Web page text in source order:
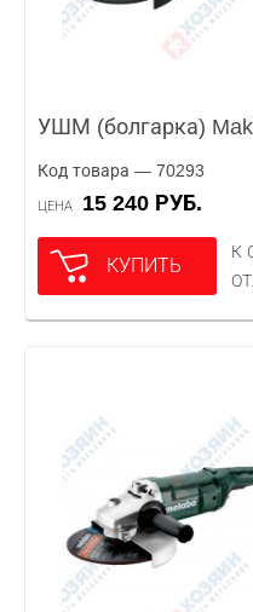
УШМ (болгарка)
Код товара — 70293
ЦЕНА 15 240 РУБ.
КУПИТЬ
К